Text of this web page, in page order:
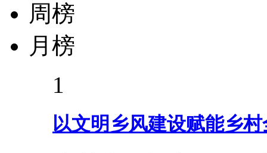
周榜
月榜
1
以文明乡风建设赋能乡